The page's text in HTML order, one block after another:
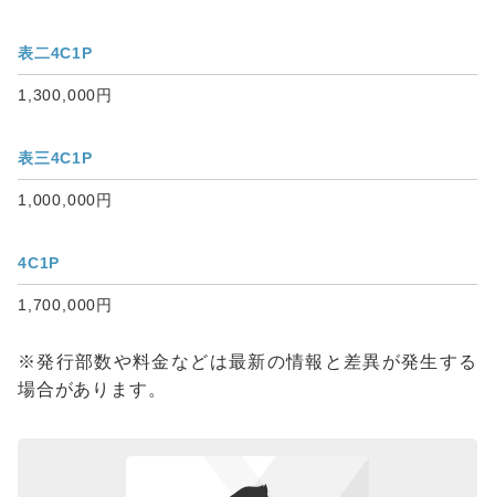
表二4C1P
1,300,000円
表三4C1P
1,000,000円
4C1P
1,700,000円
※発行部数や料金などは最新の情報と差異が発生する
場合があります。